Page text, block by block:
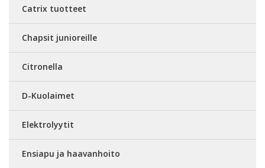
Catrix tuotteet
Chapsit junioreille
Citronella
D-Kuolaimet
Elektrolyytit
Ensiapu ja haavanhoito